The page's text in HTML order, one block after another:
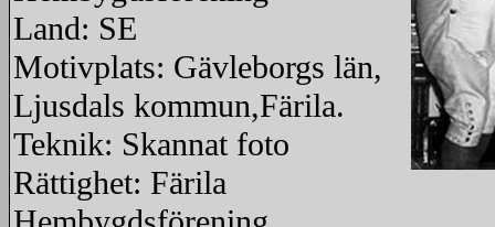
Land: SE
Motivplats: Gävleborgs län,
Ljusdals kommun,Färila.
Teknik: Skannat foto
Rättighet: Färila